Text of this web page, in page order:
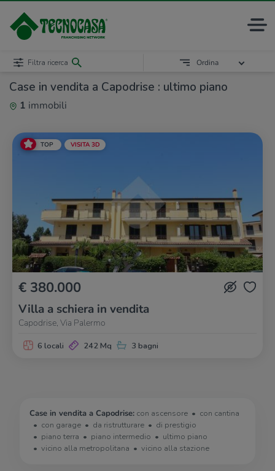
Case in vendita a Capodrise : ultimo piano
1 immobili
Filtra ricerca Ordina
TOP VISITA 3D
€ 380.000
Villa a schiera in vendita
Capodrise, Via Palermo
6 locali 242 Mq 3 bagni
Case in vendita a Capodrise: con ascensore
con cantina
con garage
da ristrutturare
di prestigio
piano terra
piano intermedio
ultimo piano
vicino alla metropolitana
vicino alla stazione